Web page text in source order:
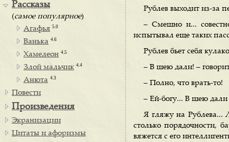
Рублев выходит из-за
– Смешно и...
испытывал еще таких
Рублев бьет себя
– В шею дали! –
– Полно, что врать-то!
– Ей-богу... В шею дали
Я гляжу на Рублева...
столько порядочности,
вяжется с его
Рассказы
(самое популярное)
Агафья 5.0
Ванька 4.6
Хамелеон 4.5
Злой мальчик 4.4
Анюта 4.3
Повести
Произведения
Экранизации
Цитаты и афоризмы